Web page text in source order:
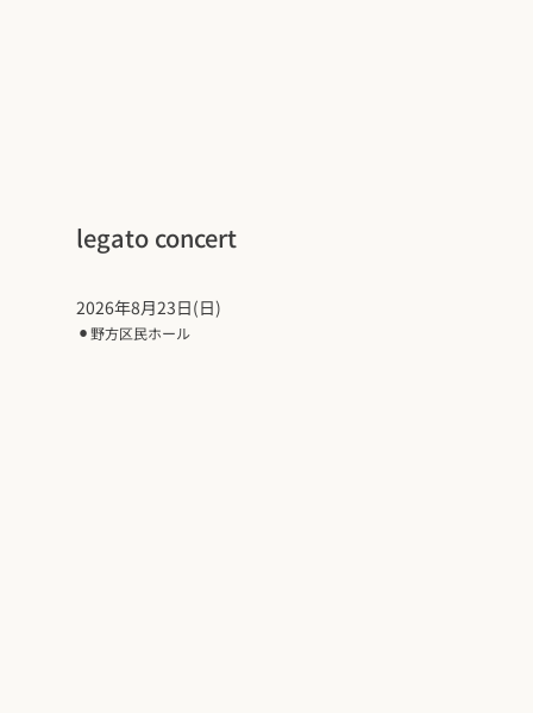
legato concert
2026年8月23日(日)
⚫︎野方区民ホール